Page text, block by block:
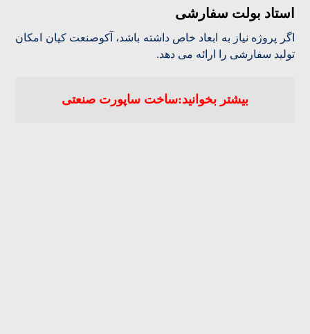
استاد بولت سفارشی
اگر پروژه نیاز به ابعاد خاص داشته باشد، آکوصنعت کیان امکان
تولید سفارشی را ارائه می دهد.
بیشتر بخوانید:ساخت ساپورت صنعتی